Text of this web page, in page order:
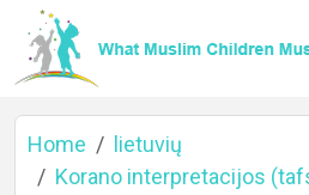
Home
lietuvių
Korano interpretacijos